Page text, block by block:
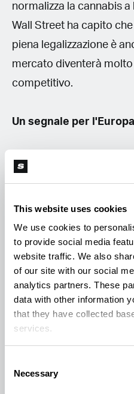
This website uses cookies
We use cookies to
to provide social media
website traffic. We also
of our site with our social
analytics partners. These
data with other information
that they have collected
services.
Selection
Necessary
normalizza la cannabis
Wall Street ha capito
piena legalizzazione è
mercato diventerà
competitivo.
Un segnale per
Mentre l'Italia discute
medica è una questione
senso", non di
americana potrebbe
modernizzare le proprie
stigma che per 50 anni
scientifico.
Sarà pronto il nostro